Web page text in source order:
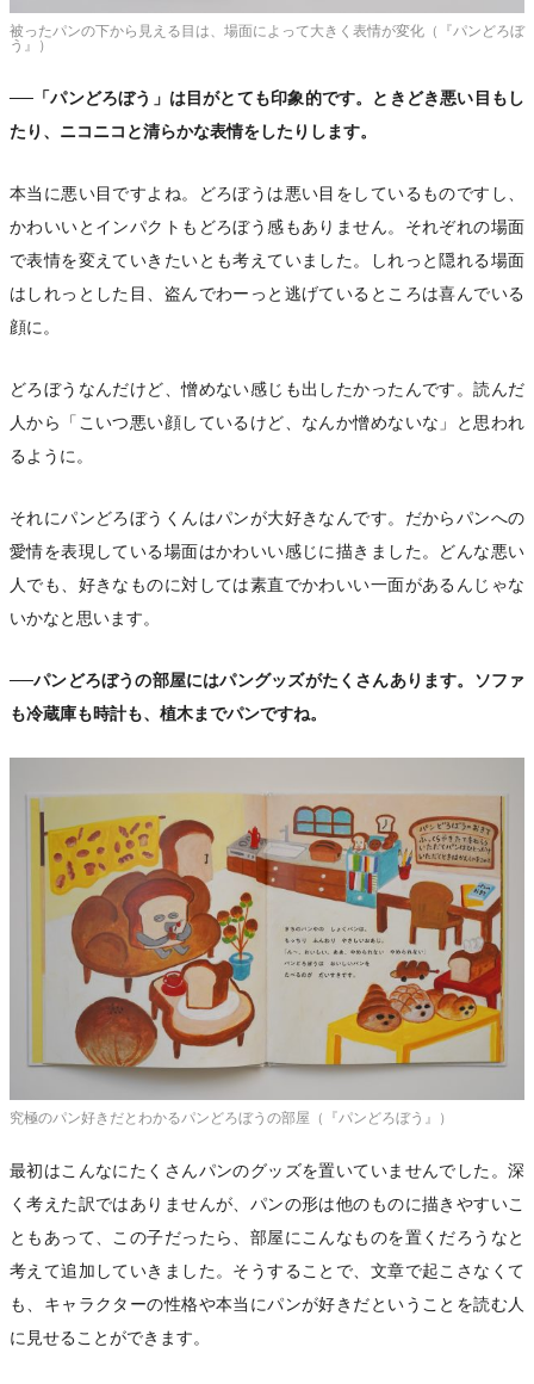
被ったパンの下から見える目は、場面によって大きく表情が変化（『パンどろぼ
う』）
──「パンどろぼう」は目がとても印象的です。ときどき悪い目もし
たり、ニコニコと清らかな表情をしたりします。
本当に悪い目ですよね。どろぼうは悪い目をしているものですし、
かわいいとインパクトもどろぼう感もありません。それぞれの場面
で表情を変えていきたいとも考えていました。しれっと隠れる場面
はしれっとした目、盗んでわーっと逃げているところは喜んでいる
顔に。
どろぼうなんだけど、憎めない感じも出したかったんです。読んだ
人から「こいつ悪い顔しているけど、なんか憎めないな」と思われ
るように。
それにパンどろぼうくんはパンが大好きなんです。だからパンへの
愛情を表現している場面はかわいい感じに描きました。どんな悪い
人でも、好きなものに対しては素直でかわいい一面があるんじゃな
いかなと思います。
──パンどろぼうの部屋にはパングッズがたくさんあります。ソファ
も冷蔵庫も時計も、植木までパンですね。
究極のパン好きだとわかるパンどろぼうの部屋（『パンどろぼう』）
最初はこんなにたくさんパンのグッズを置いていませんでした。深
く考えた訳ではありませんが、パンの形は他のものに描きやすいこ
ともあって、この子だったら、部屋にこんなものを置くだろうなと
考えて追加していきました。そうすることで、文章で起こさなくて
も、キャラクターの性格や本当にパンが好きだということを読む人
に見せることができます。